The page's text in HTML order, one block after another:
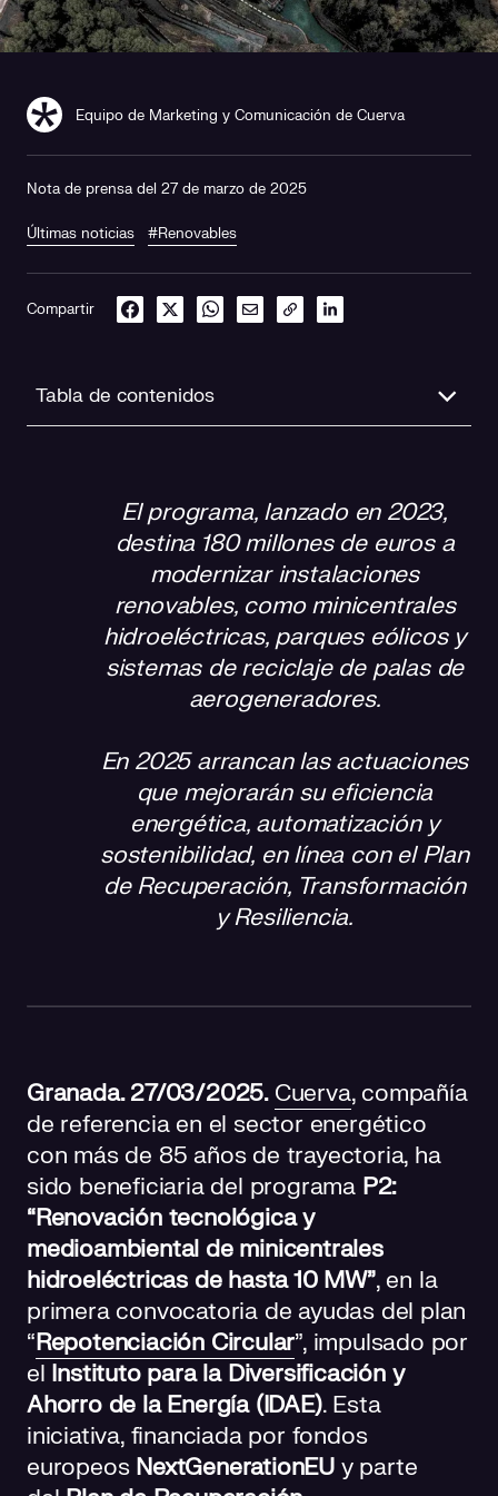
Equipo de Marketing y Comunicación de Cuerva
Nota de prensa del 27 de marzo de 2025
Últimas noticias #Renovables
Compartir
Tabla de contenidos
Alcance de las actuaciones en las centrales
Un proyecto alineado con la historia de Cuerva
El programa, lanzado en 2023,
destina 180 millones de euros a
modernizar instalaciones
renovables, como minicentrales
hidroeléctricas, parques eólicos y
sistemas de reciclaje de palas de
aerogeneradores.
En 2025 arrancan las actuaciones
que mejorarán su eficiencia
energética, automatización y
sostenibilidad, en línea con el Plan
de Recuperación, Transformación
y Resiliencia.
Granada. 27/03/2025. Cuerva, compañía
de referencia en el sector energético
con más de 85 años de trayectoria, ha
sido beneficiaria del programa P2:
“Renovación tecnológica y
medioambiental de minicentrales
hidroeléctricas de hasta 10 MW”, en la
primera convocatoria de ayudas del plan
“Repotenciación Circular”, impulsado por
el Instituto para la Diversificación y
Ahorro de la Energía (IDAE). Esta
iniciativa, financiada por fondos
europeos NextGenerationEU y parte